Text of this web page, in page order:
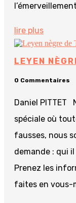
lire plus
LEYEN
0 Commentaires
Daniel PITTET
spéciale où
fausses, nous
demande : qui
Prenez les
faites en vous-